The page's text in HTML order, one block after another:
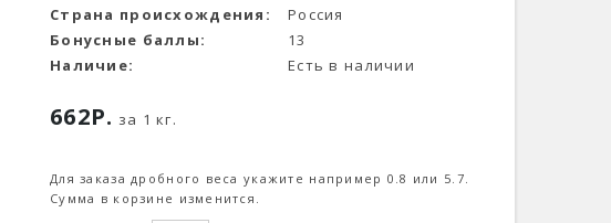
Страна происхождения:
Россия
Бонусные баллы:
13
Наличие:
Есть в наличии
662Р. за 1 кг.
Для заказа дробного веса укажите например 0.8 или 5.7.
Сумма в корзине изменится.